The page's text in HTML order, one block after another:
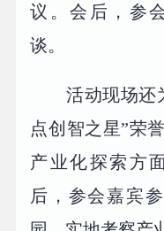
议。会后，参
谈。
活动现场还
点创智之星”荣
产业化探索方
后，参会嘉宾